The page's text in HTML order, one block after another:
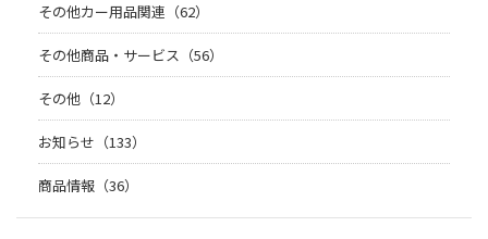
その他カー用品関連（62）
その他商品・サービス（56）
その他（12）
お知らせ（133）
商品情報（36）